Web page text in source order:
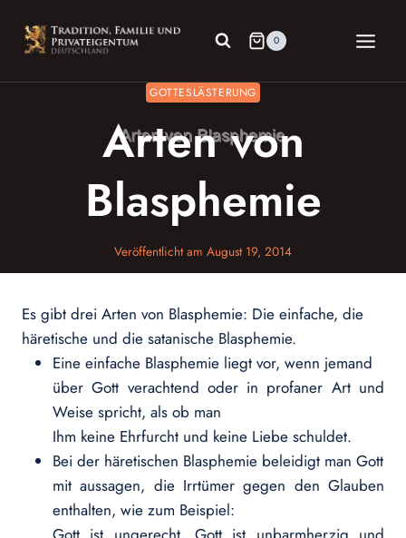
Inhalt
springen
0
GOTTESLÄSTERUNG
Arten von
Blasphemie
Veröffentlicht am August 19, 2014
Es gibt drei Arten von Blasphemie: Die einfache, die
häretische und die satanische Blasphemie.
Eine einfache Blasphemie liegt vor, wenn jemand
über Gott verachtend oder in profaner Art und
Weise spricht, als ob man
Ihm keine Ehrfurcht und keine Liebe schuldet.
Bei der häretischen Blasphemie beleidigt man Gott
mit aussagen, die Irrtümer gegen den Glauben
enthalten, wie zum Beispiel: